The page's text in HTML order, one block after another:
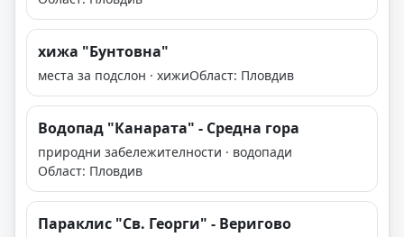
хижа "Бунтовна"
места за подслон · хижиОбласт: Пловдив
Водопад "Канарата" - Средна гора
природни забележителности · водопади
Област: Пловдив
Параклис "Св. Георги" - Веригово